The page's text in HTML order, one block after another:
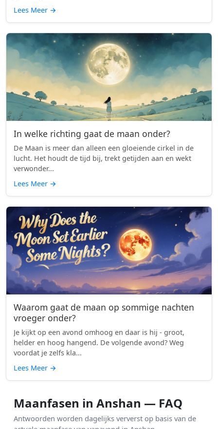
Lees Meer →
In welke richting gaat de maan onder?
De Maan is meer dan alleen een gloeiende cirkel in de
lucht. Het houdt de tijd bij, trekt getijden aan en wekt
verwonder...
Lees Meer →
Waarom gaat de maan op sommige nachten
vroeger onder?
Je kijkt op een avond omhoog en daar is hij - groot,
helder en hoog hangend. De volgende avond? Weg
voordat je zelfs kla...
Lees Meer →
Maanfasen in Anshan — FAQ
Antwoorden worden dagelijks ververst op basis van de